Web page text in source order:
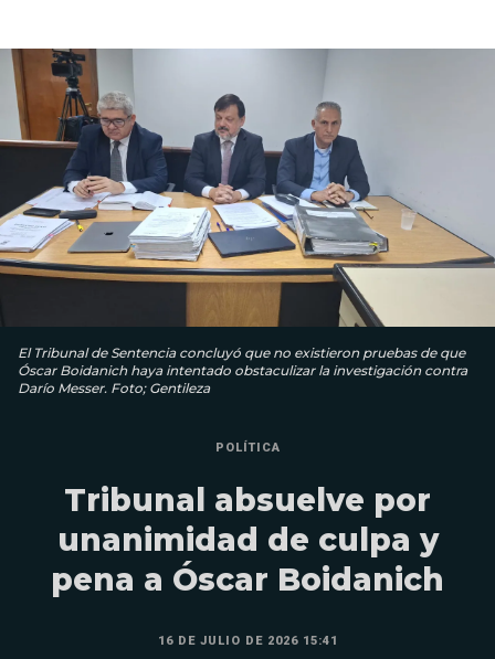
El Tribunal de Sentencia concluyó que no existieron pruebas de que
Óscar Boidanich haya intentado obstaculizar la investigación contra
Darío Messer. Foto; Gentileza
POLÍTICA
Tribunal absuelve por
unanimidad de culpa y
pena a Óscar Boidanich
16 DE JULIO DE 2026 15:41